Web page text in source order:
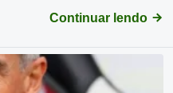
Continuar lendo